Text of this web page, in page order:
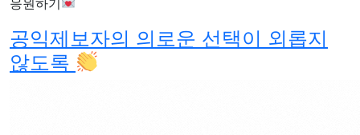
공익제보자의 의로운 선택이 외롭지
않도록